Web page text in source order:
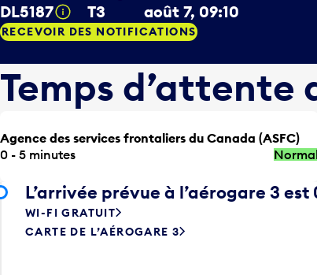
DL5187 Infobulle
T3 août 7, 09:10
RECEVOIR DES NOTIFICATIONS
Temps d’attente
Agence des services frontaliers du Canada (ASFC)
0 - 5 minutes
Normal
L’arrivée prévue à l’aérogare 3 est
WI-FI GRATUIT
CARTE DE L’AÉROGARE 3